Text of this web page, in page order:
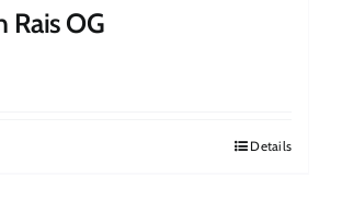
Rais OG
Details